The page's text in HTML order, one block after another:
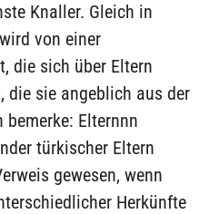
Knaller. Gleich in
von einer
die sich über Eltern
die sie angeblich aus der
Elternnn
türkischer Eltern
gewesen, wenn
Herkünfte